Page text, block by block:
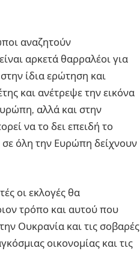
αναζητούν
αρκετά θαρραλέοι για
ίδια ερώτηση και
και ανέτρεψε την εικόνα
αλλά και στην
να το δει επειδή το
σε όλη την Ευρώπη δείχνουν
οι εκλογές θα
τρόπο και αυτού που
Ουκρανία και τις σοβαρές
οικονομίας και τις